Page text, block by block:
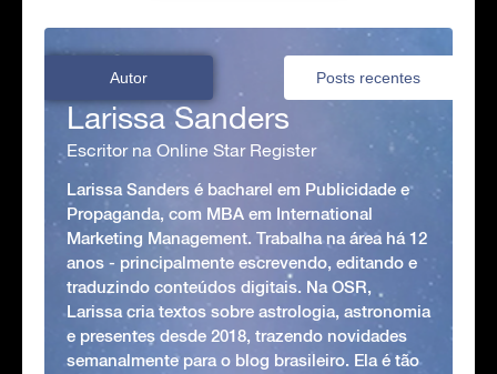
Autor Posts recentes
Larissa Sanders
Escritor na Online Star Register
Larissa Sanders é bacharel em Publicidade e
Propaganda, com MBA em International
Marketing Management. Trabalha na área há 12
anos - principalmente escrevendo, editando e
traduzindo conteúdos digitais. Na OSR,
Larissa cria textos sobre astrologia, astronomia
e presentes desde 2018, trazendo novidades
semanalmente para o blog brasileiro. Ela é tão